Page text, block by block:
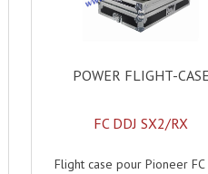
POWER FLIGHT-CASE
FC DDJ SX2/RX
Flight case pour Pioneer FC